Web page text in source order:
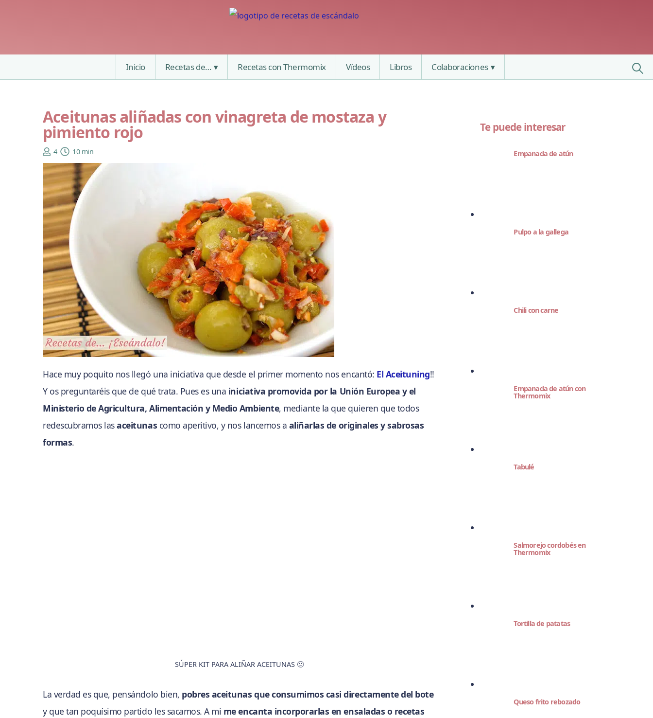
Inicio Recetas de… Recetas con Thermomix Vídeos Libros Colaboraciones
Aceitunas aliñadas con vinagreta de mostaza y
pimiento rojo
4 10 min
Hace muy poquito nos llegó una iniciativa que desde el primer momento nos encantó: El Aceituning!!
Y os preguntaréis que de qué trata. Pues es una iniciativa promovida por la Unión Europea y el
Ministerio de Agricultura, Alimentación y Medio Ambiente, mediante la que quieren que todos
redescubramos lasaceitunas como aperitivo, y nos lancemos a aliñarlas de originales y sabrosas
formas.
SÚPER KIT PARA ALIÑAR ACEITUNAS 🙂
La verdad es que, pensándolo bien, pobres aceitunas que consumimos casi directamente del bote
y que tan poquísimo partido les sacamos. A mi me encanta incorporarlas en ensaladas o recetas
Te puede interesar
Empanada de atún
Pulpo a la gallega
Chili con carne
Empanada de atún con
Thermomix
Tabulé
Salmorejo cordobés en
Thermomix
Tortilla de patatas
Queso frito rebozado